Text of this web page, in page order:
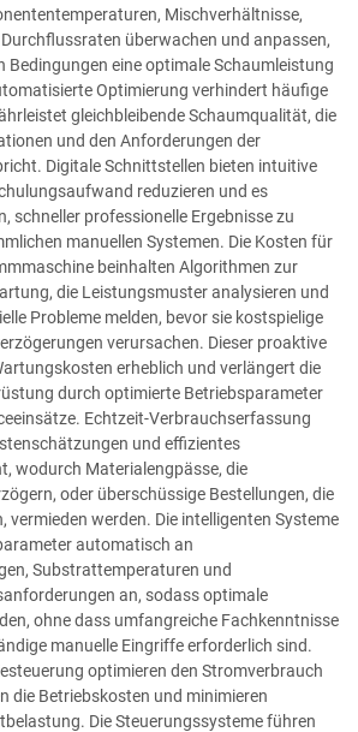
Mischverhältnisse,
überwachen und anpassen,
Bedingungen eine optimale Schaumleistung
Optimierung verhindert häufige
gleichbleibende Schaumqualität, die
und den Anforderungen der
Digitale Schnittstellen bieten intuitive
reduzieren und es
schneller professionelle Ergebnisse zu
manuellen Systemen. Die Kosten für
beinhalten Algorithmen zur
die Leistungsmuster analysieren und
Probleme melden, bevor sie kostspielige
verursachen. Dieser proaktive
erheblich und verlängert die
durch optimierte Betriebsparameter
Echtzeit-Verbrauchserfassung
und effizientes
wodurch Materialengpässe, die
oder überschüssige Bestellungen, die
vermieden werden. Die intelligenten Systeme
automatisch an
Substrattemperaturen und
an, sodass optimale
ohne dass umfangreiche Fachkenntnisse
manuelle Eingriffe erforderlich sind.
optimieren den Stromverbrauch
die Betriebskosten und minimieren
Die Steuerungssysteme führen